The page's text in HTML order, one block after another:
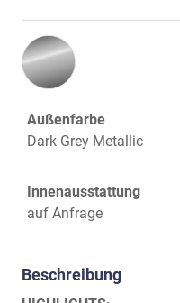
Außenfarbe
Dark Grey Metallic
Innenausstattung
auf Anfrage
Beschreibung